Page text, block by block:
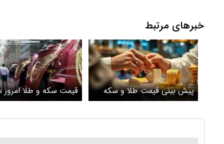
خبرهای مرتبط
پیش بینی قیمت طلا و سکه
چهارشنبه ۳۰ اردیبهشت ۱۴۰۵ /
قیمت سکه و طلا امروز